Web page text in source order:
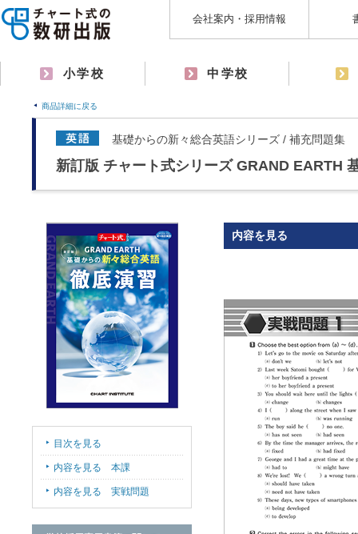
会社案内・採用情報
小学校 中学校
商品詳細に戻る
基礎からの新々総合英語シリーズ / 補充問題集
新訂版 チャート式シリーズ GRAND EARTH
内容を見る
目次を見る
内容を見る 本課
内容を見る 実戦問題